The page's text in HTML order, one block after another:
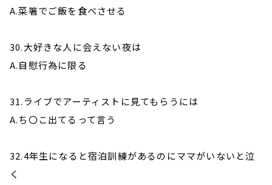
A.菜箸でご飯を食べさせる
30.大好きな人に会えない夜は
A.自慰行為に限る
31.ライブでアーティストに見てもらうには
A.ち〇こ出てるって言う
32.4年生になると宿泊訓練があるのにママがいないと泣
く